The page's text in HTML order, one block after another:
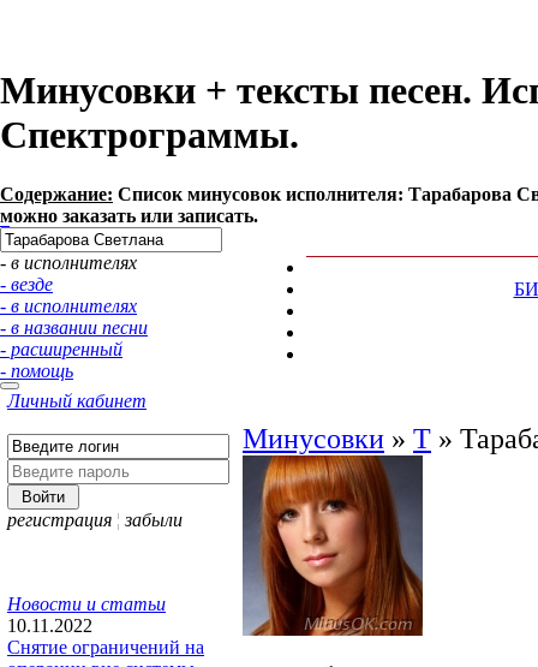
Минусовки + тексты песен.
Спектрограммы.
Содержание: Список минусовок исполнителя: Тарабарова
можно заказать или записать.
- в исполнителях
- везде
- в исполнителях
- в названии песни
- расширенный
- помощь
Личный кабинет
регистрация ¦ забыли
Новости и статьи
10.11.2022
Снятие ограничений на
Минусовки » Т »